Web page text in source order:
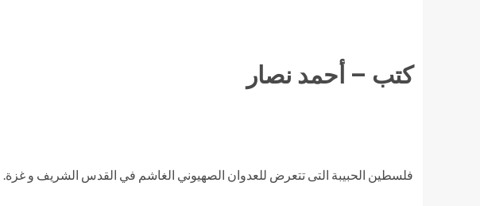
كتب – أحمد نصار
فلسطين الحبيبة التى تتعرض للعدوان الصهيوني الغاشم في القدس الشريف و غزة.